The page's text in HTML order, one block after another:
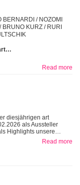
BERNARDI / NOZOMI
BRUNO KURZ / RURI
Read more
diesjährigen art
als Aussteller
Highlights unsere…
Read more